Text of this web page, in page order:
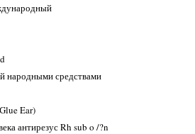
народными средствами
Ear)
антирезус Rh sub o /?n